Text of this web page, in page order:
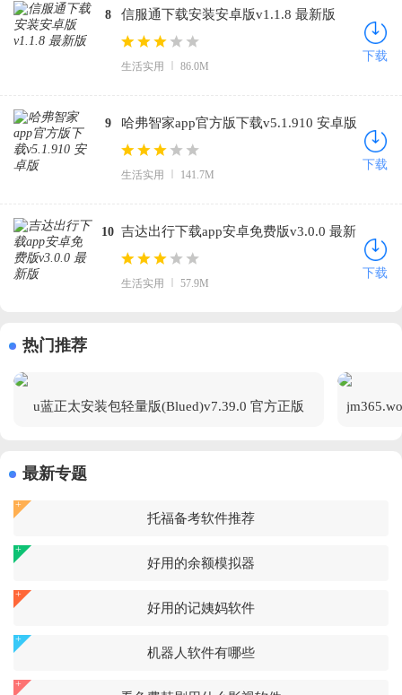
8 信服通下载安装安卓版v1.1.8 最新版
生活实用 86.0M
下载
9 哈弗智家app官方版下载v5.1.910 安卓版
生活实用 141.7M
下载
10 吉达出行下载app安卓免费版v3.0.0 最新
版
生活实用 57.9M
下载
热门推荐
u蓝正太安装包轻量版(Blued)v7.39.0 官方正版
最新专题
托福备考软件推荐
好用的余额模拟器
好用的记姨妈软件
机器人软件有哪些